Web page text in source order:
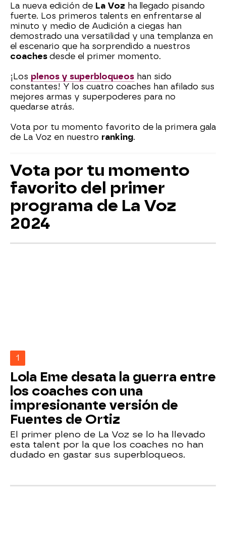
La nueva edición de La Voz ha llegado pisando
fuerte. Los primeros talents en enfrentarse al
minuto y medio de Audición a ciegas han
demostrado una versatilidad y una templanza en
el escenario que ha sorprendido a nuestros
coaches desde el primer momento.
¡Los plenos y superbloqueos han sido
constantes! Y los cuatro coaches han afilado sus
mejores armas y superpoderes para no
quedarse atrás.
Vota por tu momento favorito de la primera gala
de La Voz en nuestro ranking.
Vota por tu momento
favorito del primer
programa de La Voz
2024
1
Lola Eme desata la guerra entre
los coaches con una
impresionante versión de
Fuentes de Ortiz
El primer pleno de La Voz se lo ha llevado
esta talent por la que los coaches no han
dudado en gastar sus superbloqueos.